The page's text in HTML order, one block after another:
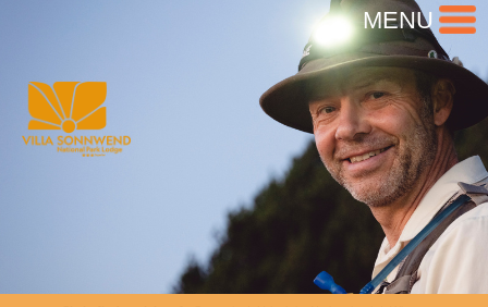
MENU